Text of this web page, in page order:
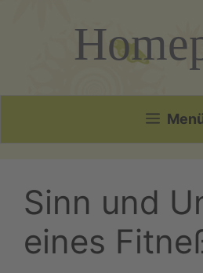
Sinn und
eines